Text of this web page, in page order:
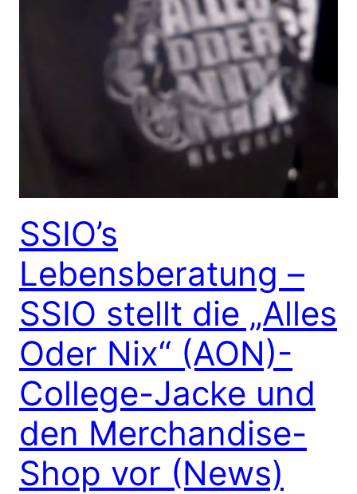
SSIO’s
Lebensberatung –
SSIO stellt die „Alles
Oder Nix“ (AON)-
College-Jacke und
den Merchandise-
Shop vor (News)